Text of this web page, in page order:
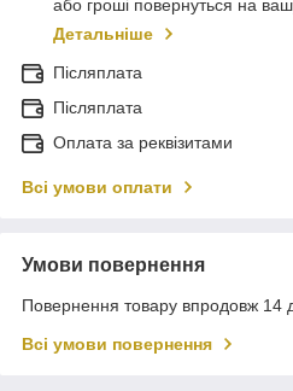
або гроші повернуться на
Детальніше
Післяплата
Післяплата
Оплата за реквізитами
Всі умови оплати
Умови повернення
Повернення товару впродовж 14
Всі умови повернення